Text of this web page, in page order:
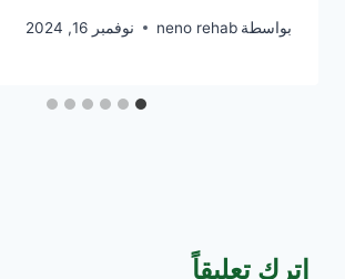
بواسطة neno rehab نوفمبر 16, 2024
اترك تعليقاً